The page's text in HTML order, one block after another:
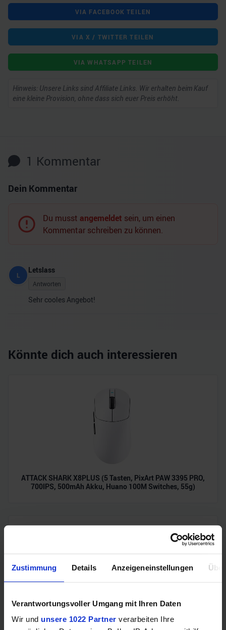
Zustimmung Details Anzeigeneinstellungen
Verantwortungsvoller Umgang mit Ihren Daten
Wir und unsere 1022 Partner verarbeiten Ihre
VIA FACEBOOK TEILEN
VIA X / TWITTER TEILEN
VIA WHATSAPP TEILEN
Hinweis: Unsere Links sind Affiliate Links. Wir erhalten beim Kauf
eine kleine Provision, ohne dass sich euer Preis erhöht.
1 Kommentar
Dein Kommentar
Du musst angemeldet sein, um einen
Kommentar schreiben zu können.
L
Letslass
Antworten
Sehr cooles Angebot!
Könnte dich auch interessieren
ATTACK SHARK X8PLUS (5 Tasten, PixArt PAW 3395 PRO,
700IPS, 500mAh Akku, Huano 100M Switches, 55g)
Samsung Odyssey OLED G6 (240Hz, WQHD, 27", QD-OLED,
FreeSync Premium, 99% DCI-P3)